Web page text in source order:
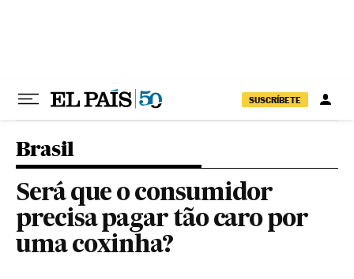
SUSCRÍBETE
Brasil
Será que o consumidor
precisa pagar tão caro por
uma coxinha?